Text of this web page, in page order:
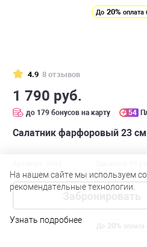
До 20% оплата
4.9 8 отзывов
1 790 руб.
до 179 бонусов на карту 54
Салатник фарфоровый 23
До 20%
На нашем сайте мы используем
рекомендательные технологии.
Узнать подробнее